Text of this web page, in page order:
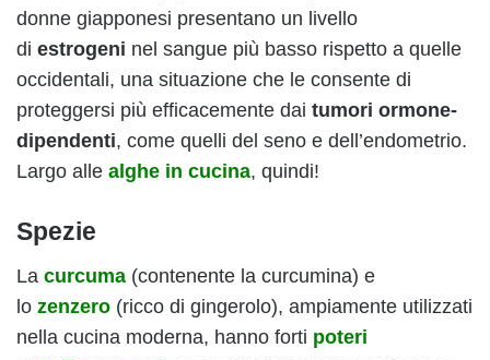
donne giapponesi presentano un livello
di estrogeni nel sangue più basso rispetto a quelle
occidentali, una situazione che le consente di
proteggersi più efficacemente dai tumori ormone-
dipendenti, come quelli del seno e dell’endometrio.
Largo alle alghe in cucina, quindi!
Spezie
La curcuma (contenente la curcumina) e
lo zenzero (ricco di gingerolo), ampiamente utilizzati
nella cucina moderna, hanno forti poteri